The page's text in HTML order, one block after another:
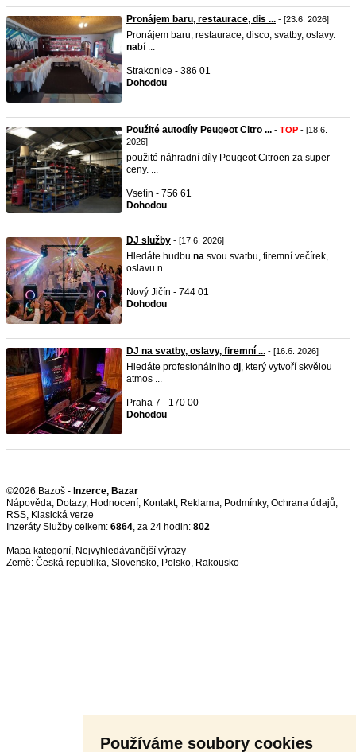
Používáme soubory cookies
Pronájem baru, restaurace, dis ... - [23.6. 2026]
Pronájem baru, restaurace, disco, svatby, oslavy.
nabí ...
Strakonice - 386 01
Dohodou
Použité autodíly Peugeot Citro ... - TOP - [18.6.
2026]
použité náhradní díly Peugeot Citroen za super
ceny. ...
Vsetín - 756 61
Dohodou
DJ služby - [17.6. 2026]
Hledáte hudbu na svou svatbu, firemní večírek,
oslavu n ...
Nový Jičín - 744 01
Dohodou
DJ na svatby, oslavy, firemní ... - [16.6. 2026]
Hledáte profesionálního dj, který vytvoří skvělou
atmos ...
Praha 7 - 170 00
Dohodou
©2026 Bazoš - Inzerce, Bazar
Nápověda, Dotazy, Hodnocení, Kontakt, Reklama, Podmínky, Ochrana údajů,
RSS,
Inzeráty Služby celkem: 6864, za 24 hodin: 802
Mapa kategorií, Nejvyhledávanější výrazy
Země: Česká republika, Slovensko, Polsko, Rakousko